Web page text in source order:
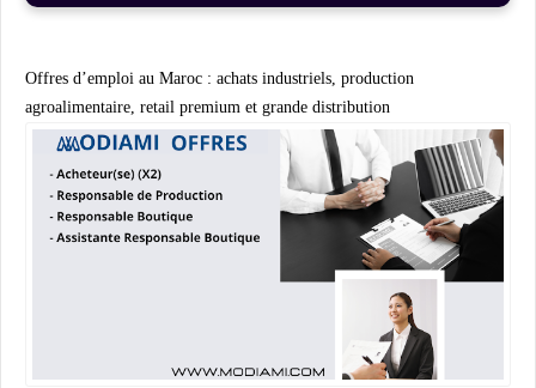
Offres d’emploi au Maroc : achats industriels, production
agroalimentaire, retail premium et grande distribution